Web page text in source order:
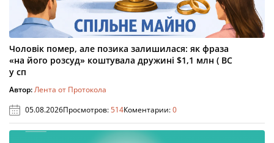
Чоловік помер, але позика залишилася: як фраза
«на його розсуд» коштувала дружині $1,1 млн ( ВС
у сп
Автор:Лента от Протокола
05.08.2026Просмотров:514Коментарии:0